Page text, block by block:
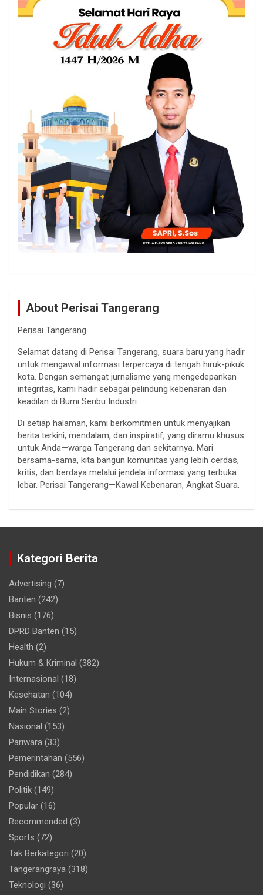
About Perisai Tangerang
Perisai Tangerang
Selamat datang di Perisai Tangerang, suara baru yang hadir
untuk mengawal informasi terpercaya di tengah hiruk-pikuk
kota. Dengan semangat jurnalisme yang mengedepankan
integritas, kami hadir sebagai pelindung kebenaran dan
keadilan di Bumi Seribu Industri.
Di setiap halaman, kami berkomitmen untuk menyajikan
berita terkini, mendalam, dan inspiratif, yang diramu khusus
untuk Anda—warga Tangerang dan sekitarnya. Mari
bersama-sama, kita bangun komunitas yang lebih cerdas,
kritis, dan berdaya melalui jendela informasi yang terbuka
lebar. Perisai Tangerang—Kawal Kebenaran, Angkat Suara.
Kategori Berita
Advertising (7)
Banten (242)
Bisnis (176)
DPRD Banten (15)
Health (2)
Hukum & Kriminal (382)
Internasional (18)
Kesehatan (104)
Main Stories (2)
Nasional (153)
Pariwara (33)
Pemerintahan (556)
Pendidikan (284)
Politik (149)
Popular (16)
Recommended (3)
Sports (72)
Tak Berkategori (20)
Tangerangraya (318)
Teknologi (36)